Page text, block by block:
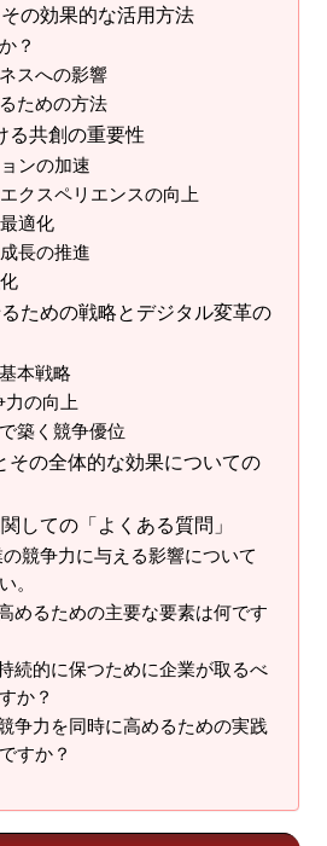
の効果的な活用方法
？
スへの影響
ための方法
る共創の重要性
ンの加速
クスペリエンスの向上
適化
長の推進
ための戦略とデジタル変革の
本戦略
力の向上
築く競争優位
その全体的な効果についての
しての「よくある質問」
競争力に与える影響について
。
めるための主要な要素は何です
続的に保つために企業が取るべ
か？
争力を同時に高めるための実践
すか？